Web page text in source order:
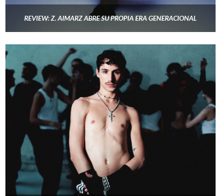
REVIEW: Z. AIMARZ ABRE SU PROPIA ERA GENERACIONAL